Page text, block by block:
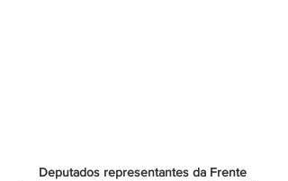
Deputados representantes da Frente